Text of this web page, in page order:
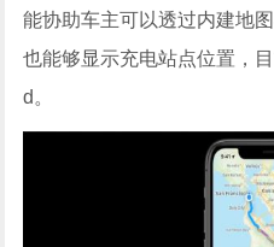
能协助车主可以透过内建地
也能够显示充电站点位置，
d。